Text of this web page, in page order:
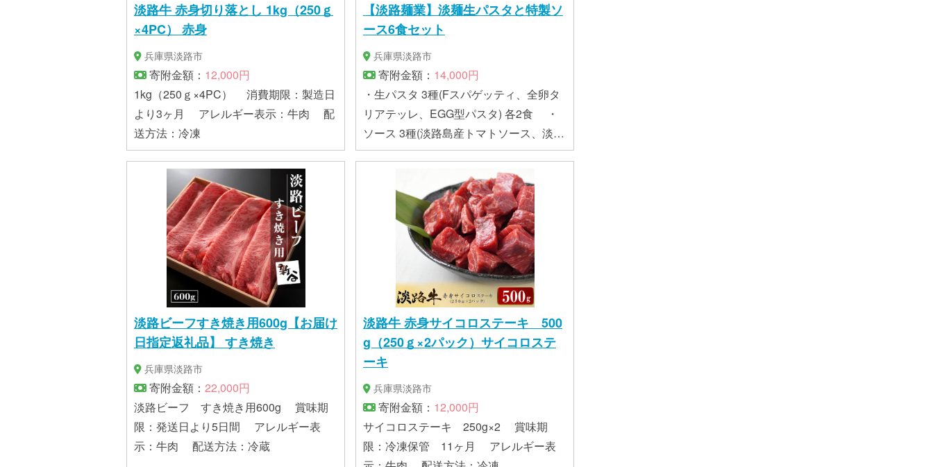
淡路牛 赤身切り落とし 1kg（250ｇ
×4PC） 赤身
兵庫県淡路市
寄附金額： 12,000円
1kg（250ｇ×4PC） 消費期限：製造日
より3ヶ月 アレルギー表示：牛肉 配
送方法：冷凍
【淡路麺業】淡麺生パスタと特製ソ
ース6食セット
兵庫県淡路市
寄附金額： 14,000円
・生パスタ 3種(Fスパゲッティ、全卵タ
リアテッレ、EGG型パスタ) 各2食 ・
ソース 3種(淡路島産トマトソース、淡路
牛のボロネーゼ、瀬戸内海老クリーム)
ら30日（冷凍） ・ソース ：製造から1
年（冷凍） アレルギー表示 卵、
乳、小麦、えび、牛肉、大豆 ※生パス
タ：本品製造工場では、乳成分、卵、イ
カ、大豆を含む製品を生産しておりま
す。 配送方法：冷凍
淡路ビーフすき焼き用600g【お届け
日指定返礼品】 すき焼き
兵庫県淡路市
寄附金額： 22,000円
淡路ビーフ すき焼き用600g 賞味期
限：発送日より5日間 アレルギー表
示：牛肉 配送方法：冷蔵
淡路牛 赤身サイコロステーキ 500
g（250ｇ×2パック）サイコロステ
ーキ
兵庫県淡路市
寄附金額： 12,000円
サイコロステーキ 250g×2 賞味期
限：冷凍保管 11ヶ月 アレルギー表